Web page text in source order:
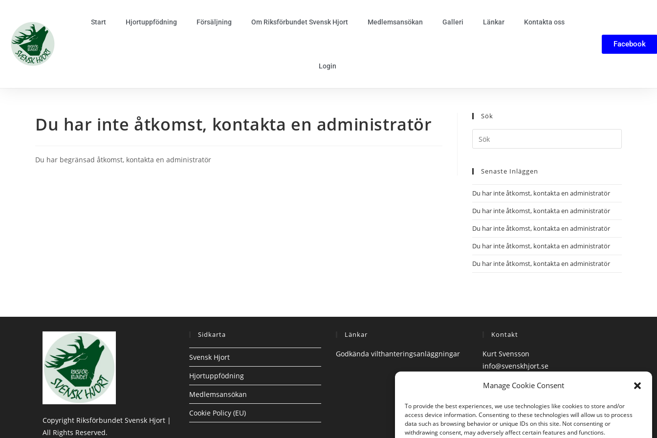
Manage Cookie Consent
To provide the best experiences, we use technologies like cookies to store and/or
access device information. Consenting to these technologies will allow us to process
data such as browsing behavior or unique IDs on this site. Not consenting or
withdrawing consent, may adversely affect certain features and functions.
Start Hjortuppfödning Försäljning Om Riksförbundet Svensk Hjort Medlemsansökan Galleri Länkar Kontakta oss
Login
Facebook
Du har inte åtkomst, kontakta en administratör
Du har begränsad åtkomst, kontakta en administratör
Sök
Senaste Inläggen
Du har inte åtkomst, kontakta en administratör
Du har inte åtkomst, kontakta en administratör
Du har inte åtkomst, kontakta en administratör
Du har inte åtkomst, kontakta en administratör
Du har inte åtkomst, kontakta en administratör
Copyright Riksförbundet Svensk Hjort |
All Rights Reserved.
Sidkarta
Svensk Hjort
Hjortuppfödning
Medlemsansökan
Cookie Policy (EU)
Länkar
Godkända vilthanteringsanläggningar
Kontakt
Kurt Svensson
info@svenskhjort.se